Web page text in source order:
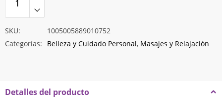
SKU:
1005005889010752
Categorías:
Belleza y Cuidado Personal, Masajes y Relajación
Detalles del producto